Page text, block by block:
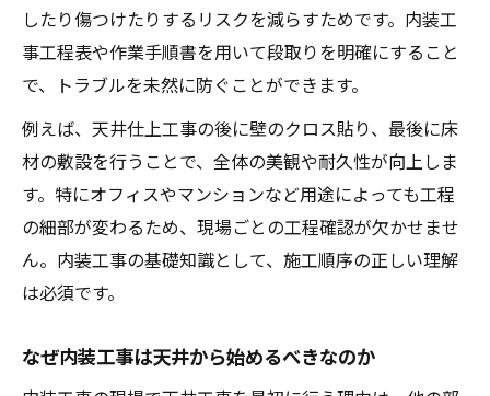
したり傷つけたりするリスクを減らすためです。内装工
事工程表や作業手順書を用いて段取りを明確にすること
で、トラブルを未然に防ぐことができます。
例えば、天井仕上工事の後に壁のクロス貼り、最後に床
材の敷設を行うことで、全体の美観や耐久性が向上しま
す。特にオフィスやマンションなど用途によっても工程
の細部が変わるため、現場ごとの工程確認が欠かせませ
ん。内装工事の基礎知識として、施工順序の正しい理解
は必須です。
なぜ内装工事は天井から始めるべきなのか